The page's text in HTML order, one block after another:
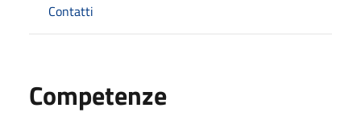
Contatti
Competenze